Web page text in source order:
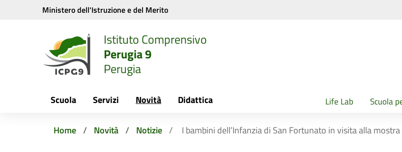
Vai ai contenuti
Vai al menu di navigazione
Ministero dell'Istruzione e del Merito
Istituto Comprensivo
Perugia 9
Perugia
Scuola Servizi Novità Didattica Life Lab Scuola
Home Novità Notizie I bambini dell’Infanzia di San Fortunato in visita alla